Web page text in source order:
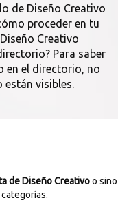
de Diseño Creativo
proceder en tu
Creativo
Para saber
en el directorio, no
están visibles.
de Diseño Creativoo sino